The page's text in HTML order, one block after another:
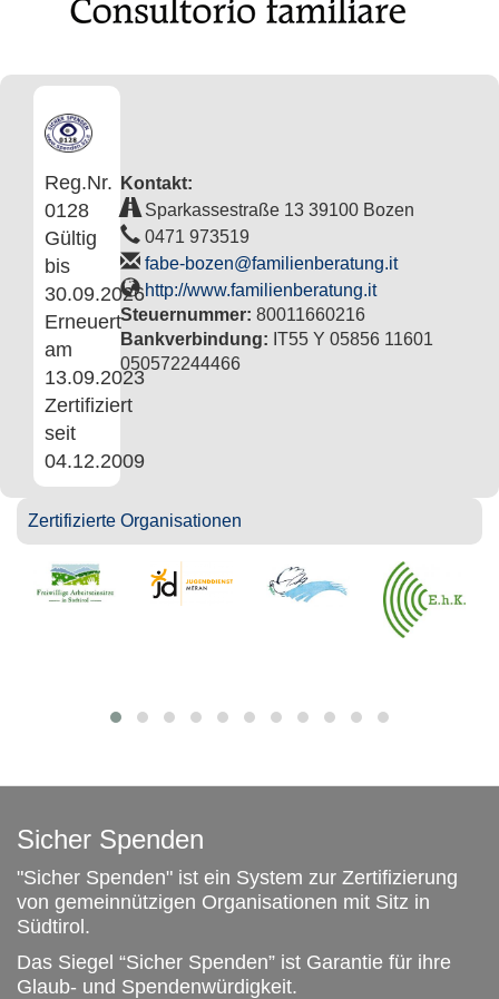
Reg.Nr.
0128
Gültig
bis
30.09.2026
Erneuert
am
13.09.2023
Zertifiziert
seit
04.12.2009
Kontakt:
Sparkassestraße 13 39100 Bozen
0471 973519
fabe-bozen@familienberatung.it
http://www.familienberatung.it
Steuernummer: 80011660216
Bankverbindung: IT55 Y 05856 11601
050572244466
Zertifizierte Organisationen
Sicher Spenden
"Sicher Spenden" ist ein System zur Zertifizierung
von gemeinnützigen Organisationen mit Sitz in
Südtirol.
Das Siegel “Sicher Spenden” ist Garantie für ihre
Glaub- und Spendenwürdigkeit.